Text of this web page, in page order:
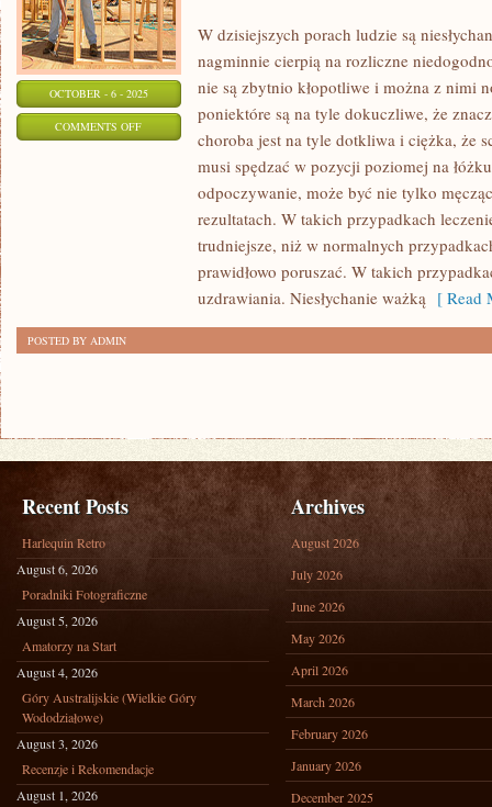
OCTOBER - 6 - 2025
COMMENTS OFFON
NIEDOGODNOŚCI
W dzisiejszych porach ludzie są
nagminnie cierpią na rozliczne
nie są zbytnio kłopotliwe i można z nimi
poniektóre są na tyle dokuczliwe, że
choroba jest na tyle dotkliwa i ciężka, że
musi spędzać w pozycji poziomej na
odpoczywanie, może być nie tylko
rezultatach. W takich przypadkach
trudniejsze, niż w normalnych
prawidłowo poruszać. W takich
uzdrawiania. Niesłychanie ważką [ Read
POSTED BY ADMIN
Recent Posts
Harlequin Retro
August 6, 2026
Poradniki Fotograficzne
August 5, 2026
Amatorzy na Start
August 4, 2026
Góry Australijskie (Wielkie Góry
Wododziałowe)
August 3, 2026
Recenzje i Rekomendacje
August 1, 2026
Archives
August 2026
July 2026
June 2026
May 2026
April 2026
March 2026
February 2026
January 2026
December 2025